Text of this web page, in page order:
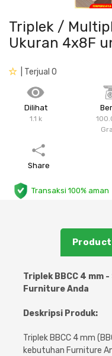
Atap &
Cat dan
Besi
Besi
Pompa
Triplek /
Ukuran 4x8F
| Terjual 0
Dilihat
1.1 k
Share
Transaksi 100% aman
Triplek BBCC 4 mm
Furniture Anda
Deskripsi Produk:
Triplek BBCC 4 mm
kebutuhan Furniture